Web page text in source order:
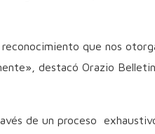
que nos
destacó Orazio
de un proceso